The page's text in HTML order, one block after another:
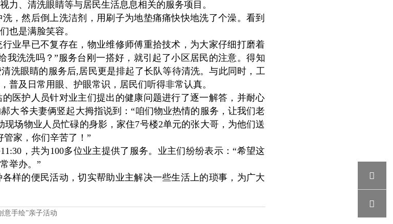
力、清洗眼睛等与居民生活息息相关的服务项目。
然后倒上洗洁剂，用刷子为地垫痛痛快快地洗了个澡。看到
也是满脸笑容。
早已不复存在，物业维修师傅重拾技术，为大家仔细打磨着
我洗洗吗？”服务台刚一搭好，就引起了小区居民的注意。得知
洗眼睛的服务后,居民更是排起了长队等待清洗。与此同时，工
普及日常用眼、护眼常识，居民们听得非常认真。
护人员针对业主们提出的健康问题进行了逐一解答，并耐心
大爷夫妻俩竖起大拇指说到：“咱们物业热情的服务，让我们老
场物业人员忙碌的身影，家住7号楼2单元的张大哥，为他们送
家，你们辛苦了！”
，共为100多位业主提供了服务。业主们纷纷表示：“希望这
举办。”
的便民活动，切实帮助业主解决一些生活上的琐事，为广大
手绘”亲子活动

